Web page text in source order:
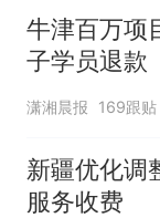
牛津百万项
子学员退款
潇湘晨报 169跟贴
新疆优化调
服务收费